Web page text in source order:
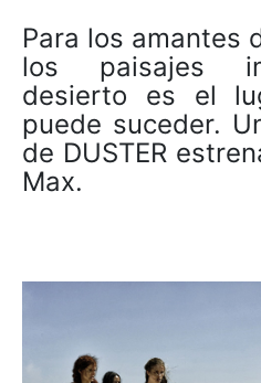
Para los amantes
los paisajes
desierto es el
puede suceder.
de DUSTER
Max.